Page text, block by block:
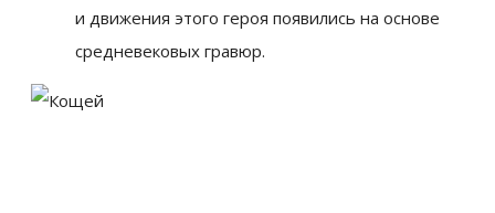
и движения этого героя появились на основе
средневековых гравюр.